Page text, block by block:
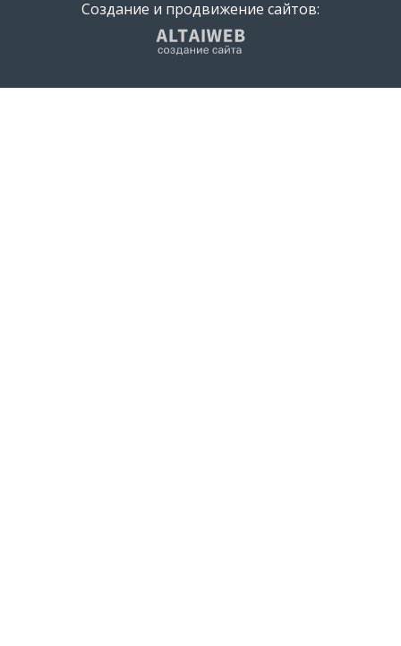
Создание и продвижение сайтов: